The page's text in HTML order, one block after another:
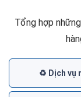
Tổng hợp
♻️ Dịch vụ